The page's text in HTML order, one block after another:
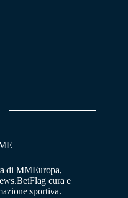
di MMEuropa,
cura e
sportiva.